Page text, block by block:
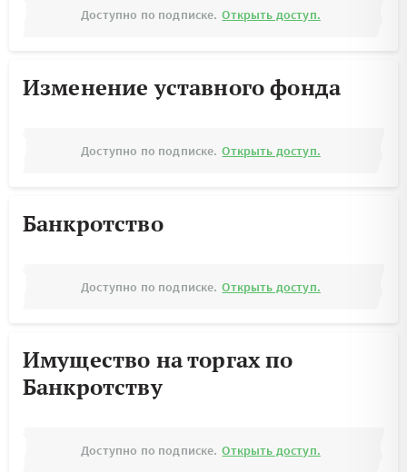
Доступно по подписке. Открыть доступ.
Изменение уставного фонда
Доступно по подписке. Открыть доступ.
Банкротство
Доступно по подписке. Открыть доступ.
Имущество на торгах по
Банкротству
Доступно по подписке. Открыть доступ.